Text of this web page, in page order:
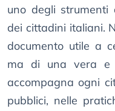
uno degli
dei cittadini italiani.
documento utile a
ma di una vera
accompagna ogni
pubblici, nelle